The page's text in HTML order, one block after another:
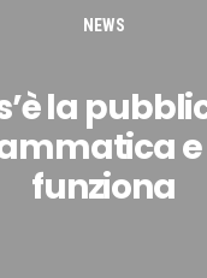
NEWS
la
funziona